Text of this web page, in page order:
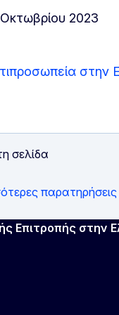
2023
στην
σελίδα
παρατηρήσεις
Επιτροπής στην